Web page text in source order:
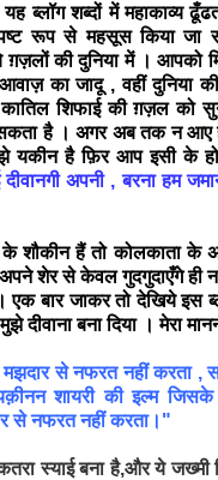
यह ब्लॉग शब्दों में महाकाव्य
रूप से महसूस किया
की दुनिया में । आपको
का जादू , वहीं दुनिया
शिफाई की ग़ज़ल को
है । अगर अब तक न आए
यकीन है फ़िर आप इसी के
अपनी , बरना हम
के शौकीन हैं तो कोलकाता के
शेर से केवल गुदगुदाएँगे ही
बार जाकर तो देखिये इस
दीवाना बना दिया । मेरा
मझदार से नफरत नहीं करता ,
शायरी की इल्म जिसके
से नफरत नहीं करता।"
स्याई बना है,और ये जख्मी